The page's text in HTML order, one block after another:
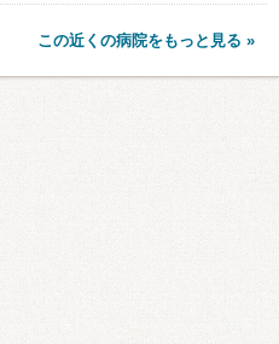
この近くの病院をもっと見る »